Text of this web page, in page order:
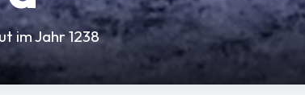
im Jahr 1238